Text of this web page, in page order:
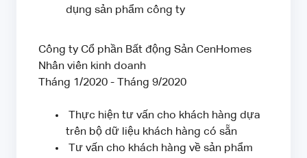
dụng sản phẩm công ty
Công ty Cổ phần Bất động Sản CenHomes
Nhân viên kinh doanh
Tháng 1/2020 - Tháng 9/2020
Thực hiện tư vấn cho khách hàng dựa
trên bộ dữ liệu khách hàng có sẵn
Tư vấn cho khách hàng về sản phẩm